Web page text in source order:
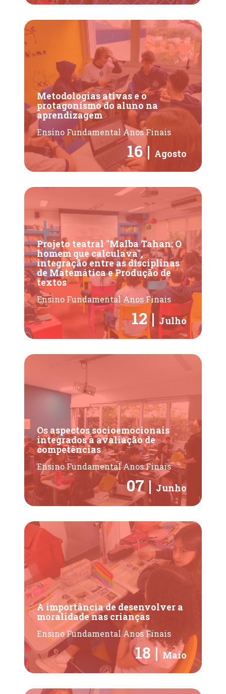
Metodologias ativas e o
protagonismo do aluno na
aprendizagem
Ensino Fundamental Anos Finais
16 | Agosto
Projeto teatral "Malba Tahan: O
homem que calculava",
integração entre as disciplinas
de Matemática e Produção de
textos
Ensino Fundamental Anos Finais
12 | Julho
Os aspectos socioemocionais
integrados à avaliação de
competências
Ensino Fundamental Anos Finais
07 |Junho
A importância de desenvolver a
moralidade nas crianças
Ensino Fundamental Anos Finais
18 |Maio